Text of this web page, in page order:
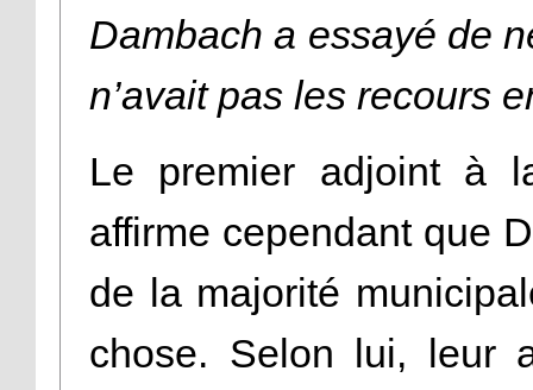
Dambach a essayé de
n’avait pas les recours
Le premier adjoint à
affirme cependant que
de la majorité
chose. Selon lui, leur